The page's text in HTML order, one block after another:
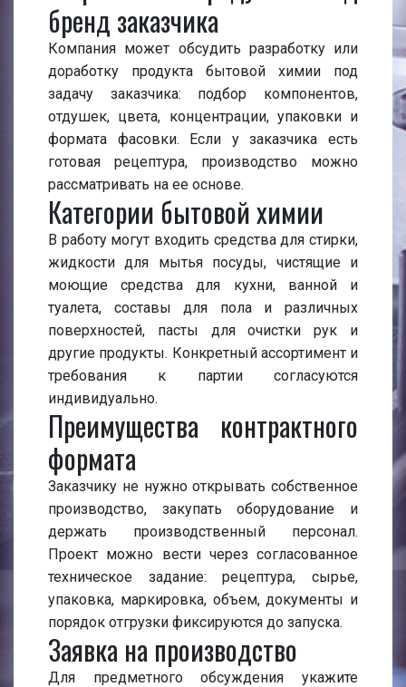
бренд заказчика
Компания может обсудить разработку или
доработку продукта бытовой химии под
задачу заказчика: подбор компонентов,
отдушек, цвета, концентрации, упаковки и
формата фасовки. Если у заказчика есть
готовая рецептура, производство можно
рассматривать на ее основе.
Категории бытовой химии
В работу могут входить средства для стирки,
жидкости для мытья посуды, чистящие и
моющие средства для кухни, ванной и
туалета, составы для пола и различных
поверхностей, пасты для очистки рук и
другие продукты. Конкретный ассортимент и
требования к партии согласуются
индивидуально.
Преимущества контрактного
формата
Заказчику не нужно открывать собственное
производство, закупать оборудование и
держать производственный персонал.
Проект можно вести через согласованное
техническое задание: рецептура, сырье,
упаковка, маркировка, объем, документы и
порядок отгрузки фиксируются до запуска.
Заявка на производство
Для предметного обсуждения укажите